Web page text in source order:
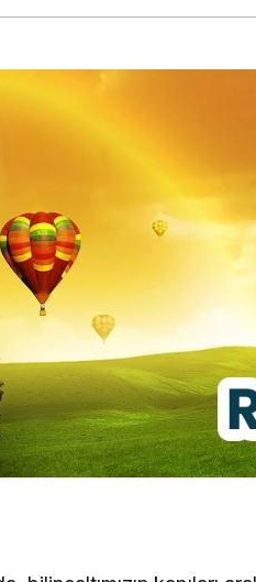
Kataloğu… Bu Hafta
Ürünler İndirimli?
İçin Hemen
Tıklayın!